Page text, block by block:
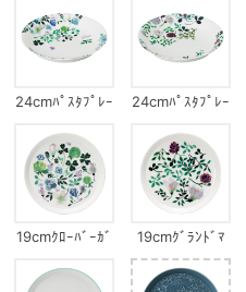
24cmﾊﾟｽﾀﾌﾟﾚｰ
24cmﾊﾟｽﾀﾌﾟﾚｰ
ﾌﾞｰｹ
19cmｸﾛｰﾊﾞｰｶﾞ
19cmｸﾞﾗﾝﾄﾞﾏ
ｻﾞｰｽﾞﾌﾞｰｹ